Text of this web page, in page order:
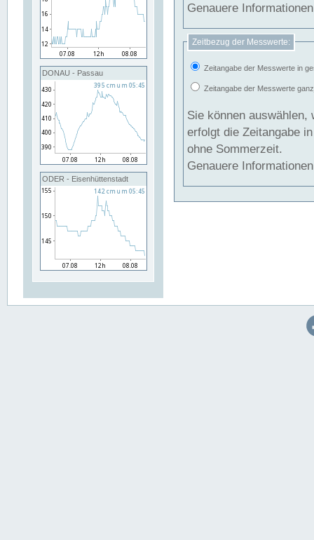
DONAU - Passau
ODER - Eisenhüttenstadt
Genauere
Zeitbezug der Messwerte:
Zeitangabe der Messwerte in
Zeitangabe der Messwerte
Sie können auswählen,
erfolgt die Zeitangabe
ohne Sommerzeit.
Genauere